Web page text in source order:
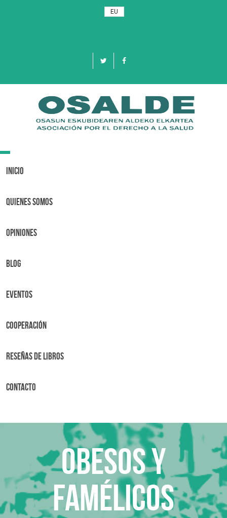
EU
Toggle
Inicio
Quienes Somos
OPINIONES
BLOG
Eventos
Cooperación
Reseñas de libros
Contacto
Obesos y
famélicos